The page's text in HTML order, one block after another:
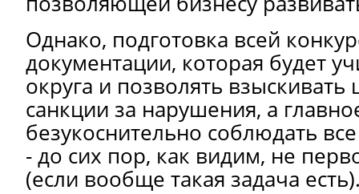
Однако, подготовка всей
документации, которая будет
округа и позволять
санкции за нарушения, а
безукоснительно соблюдать
- до сих пор, как видим, не
(если вообще такая задача